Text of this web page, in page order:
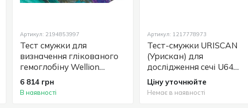
Артикул: 2194853997
Тест смужки для
визначення глікованого
гемоглобіну Wellion
BONA (HbA1c), 25 шт
6 814 грн
В наявності
Артикул: 1217778973
Тест-смужки URISCAN
(Урискан) для
дослідження сечі U64
2ACR (мікроальбумін,
креатинін), 50 шт.
Ціну уточнюйте
Немає в наявності